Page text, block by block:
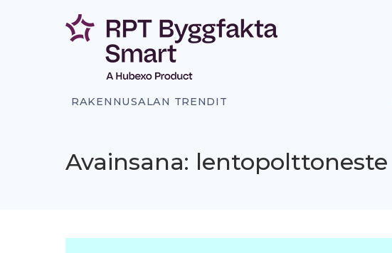
RAKENNUSALAN TRENDIT
Avainsana: lentopolttoneste